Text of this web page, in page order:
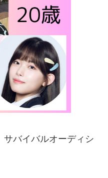
サバイバルオーディシ